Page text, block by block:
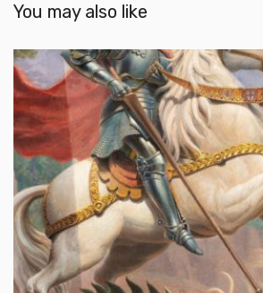
You may also like